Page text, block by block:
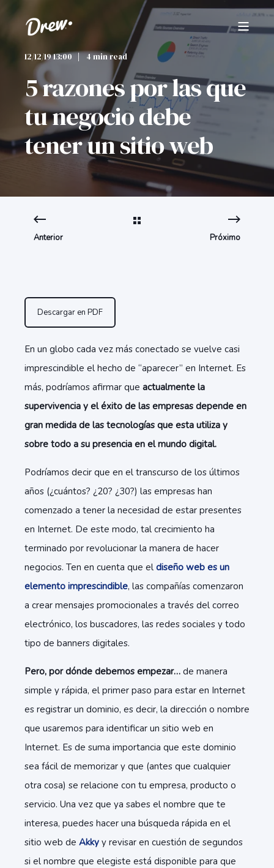
12/12/19 13:00 4 min read
5 razones por las que
tu negocio debe
tener un sitio web
Anterior Próximo
Descargar en PDF
En un globo cada vez más conectado se vuelve casi
imprescindible el hecho de “aparecer” en Internet. Es
más, podríamos afirmar que actualmente la
supervivencia y el éxito de las empresas depende en
gran medida de las tecnologías que esta utiliza y
sobre todo a su presencia en el mundo digital.
Podríamos decir que en el transcurso de los últimos
años (¿cuántos? ¿20? ¿30?) las empresas han
comenzado a tener la necesidad de estar presentes
en Internet. De este modo, tal crecimiento ha
terminado por revolucionar la manera de hacer
negocios. Ten en cuenta que el diseño web es un
elemento imprescindible, las compañías comenzaron
a crear mensajes promocionales a través del correo
electrónico, los buscadores, las redes sociales y todo
tipo de banners digitales.
Pero, por dónde debemos empezar… de manera
simple y rápida, el primer paso para estar en Internet
es registrar un dominio, es decir, la dirección o nombre
que usaremos para identificar un sitio web en
Internet. Es de suma importancia que este dominio
sea fácil de memorizar y que (antes que cualquier
otra cosa) se relacione con tu empresa, producto o
servicio. Una vez que ya sabes el nombre que te
interesa, puedes hacer una búsqueda rápida en el
sitio web de Akky y revisar en cuestión de segundos
si el nombre que elegiste está disponible para que